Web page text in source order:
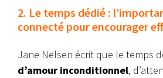
2. Le temps dédié :
connecté pour encourager
Jane Nelsen écrit que le temps
d’amour inconditionnel,